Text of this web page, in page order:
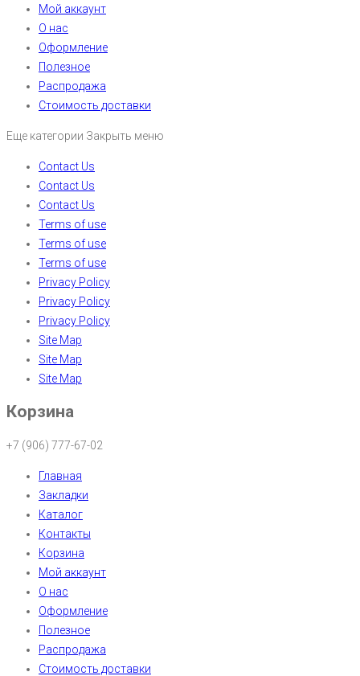
Мой аккаунт
О нас
Оформление
Полезное
Распродажа
Стоимость доставки
Еще категории Закрыть меню
Contact Us
Contact Us
Contact Us
Terms of use
Terms of use
Terms of use
Privacy Policy
Privacy Policy
Privacy Policy
Site Map
Site Map
Site Map
Корзина
+7 (906) 777-67-02
Главная
Закладки
Каталог
Контакты
Корзина
Мой аккаунт
О нас
Оформление
Полезное
Распродажа
Стоимость доставки